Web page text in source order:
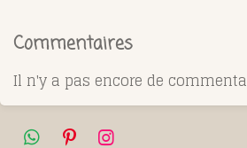
Commentaires
Il n'y a pas encore de